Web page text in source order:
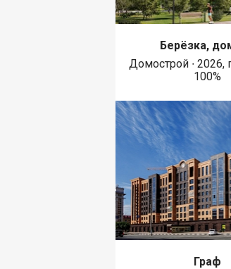
Берёзка,
Домострой ∙ 2026,
100%
Граф